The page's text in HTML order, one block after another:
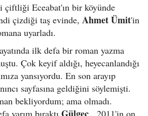
çiftliği Eceabat'ın bir köyünde
çizdiği taş evinde, Ahmet Ümit'in
uyarladı.
ilk defa bir roman yazma
Çok keyif aldığı, heyecanlandığı
yansıyordu. En son arayıp
sayfasına geldiğini söylemişti.
bekliyordum; ama olmadı.